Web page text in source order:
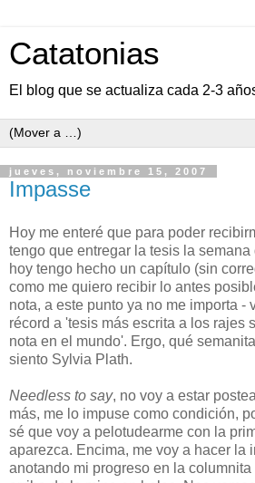
Catatonias
El blog que se actualiza cada 2-3
jueves, noviembre 15, 2007
Impasse
Hoy me enteré que para poder
tengo que entregar la tesis la
hoy tengo hecho un capítulo (sin
como me quiero recibir lo antes
nota, a este punto ya no me importa -
récord a 'tesis más escrita a los rajes
nota en el mundo'. Ergo, qué
siento Sylvia Plath.
Needless to say, no voy a estar
más, me lo impuse como condición,
sé que voy a pelotudearme con la
aparezca. Encima, me voy a hacer la
anotando mi progreso en la